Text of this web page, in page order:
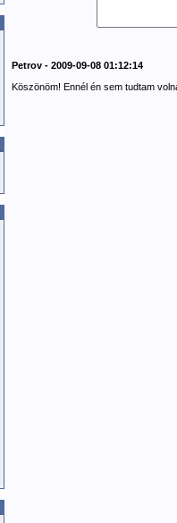
Petrov - 2009-09-08 01:12:14
Köszönöm! Ennél én sem tudtam